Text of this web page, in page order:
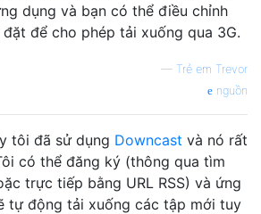
dụng và bạn có thể điều chỉnh
để cho phép tải xuống qua 3G.
— Trẻ em Trevor
nguồn
tôi đã sử dụng Downcast và nó rất
có thể đăng ký (thông qua tìm
trực tiếp bằng URL RSS) và ứng
tự động tải xuống các tập mới tuy